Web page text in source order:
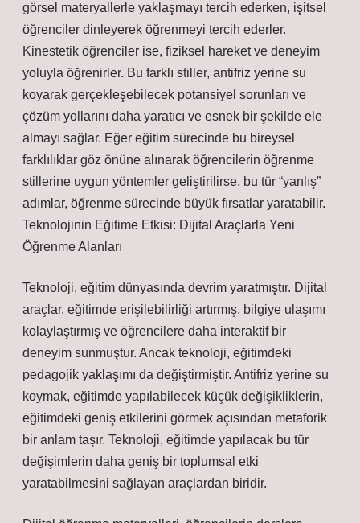
görsel materyallerle yaklaşmayı tercih ederken, işitsel
öğrenciler dinleyerek öğrenmeyi tercih ederler.
Kinestetik öğrenciler ise, fiziksel hareket ve deneyim
yoluyla öğrenirler. Bu farklı stiller, antifriz yerine su
koyarak gerçekleşebilecek potansiyel sorunları ve
çözüm yollarını daha yaratıcı ve esnek bir şekilde ele
almayı sağlar. Eğer eğitim sürecinde bu bireysel
farklılıklar göz önüne alınarak öğrencilerin öğrenme
stillerine uygun yöntemler geliştirilirse, bu tür “yanlış”
adımlar, öğrenme sürecinde büyük fırsatlar yaratabilir.
Teknolojinin Eğitime Etkisi: Dijital Araçlarla Yeni
Öğrenme Alanları
Teknoloji, eğitim dünyasında devrim yaratmıştır. Dijital
araçlar, eğitimde erişilebilirliği artırmış, bilgiye ulaşımı
kolaylaştırmış ve öğrencilere daha interaktif bir
deneyim sunmuştur. Ancak teknoloji, eğitimdeki
pedagojik yaklaşımı da değiştirmiştir. Antifriz yerine su
koymak, eğitimde yapılabilecek küçük değişikliklerin,
eğitimdeki geniş etkilerini görmek açısından metaforik
bir anlam taşır. Teknoloji, eğitimde yapılacak bu tür
değişimlerin daha geniş bir toplumsal etki
yaratabilmesini sağlayan araçlardan biridir.